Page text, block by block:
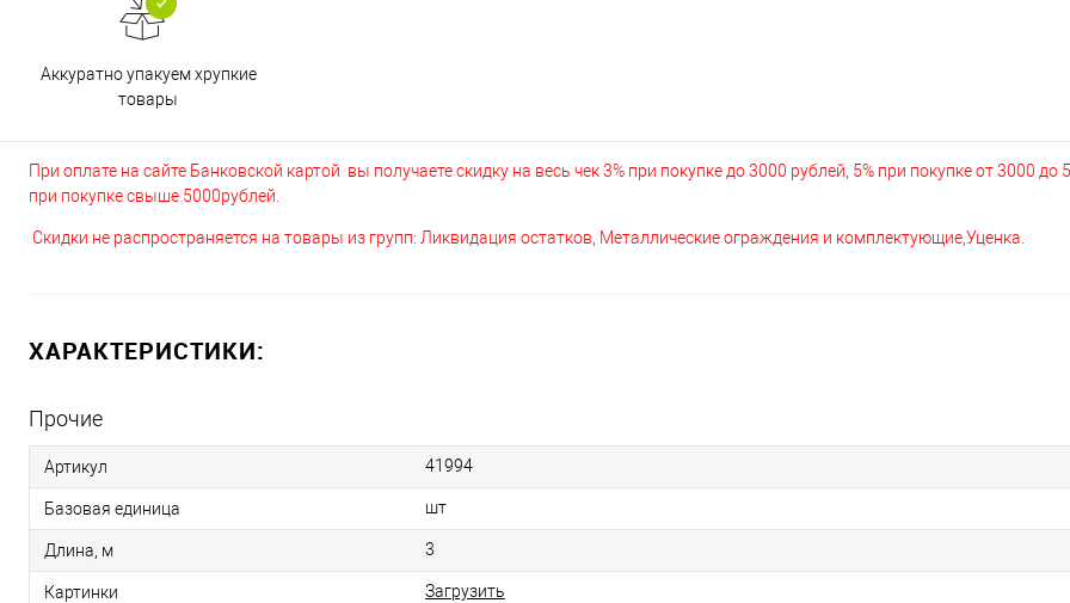
Аккуратно упакуем хрупкие
товары
При оплате на сайте Банковской картой вы получаете скидку на весь чек 3% при покупке до 3000 рублей, 5% при покупке от 3000 до
при покупке свыше 5000рублей.
Скидки не распространяется на товары из групп: Ликвидация остатков, Металлические ограждения и комплектующие,Уценка.
ХАРАКТЕРИСТИКИ:
Прочие
Артикул 41994
Базовая единица шт
Длина, м 3
Картинки Загрузить